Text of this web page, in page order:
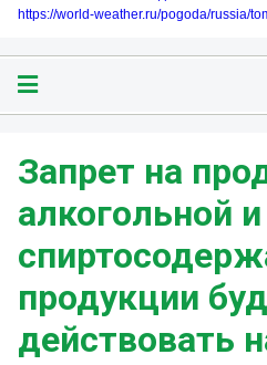
https://world-weather.ru/pogoda/russia/
Запрет на
алкогольной и
продукции
действовать